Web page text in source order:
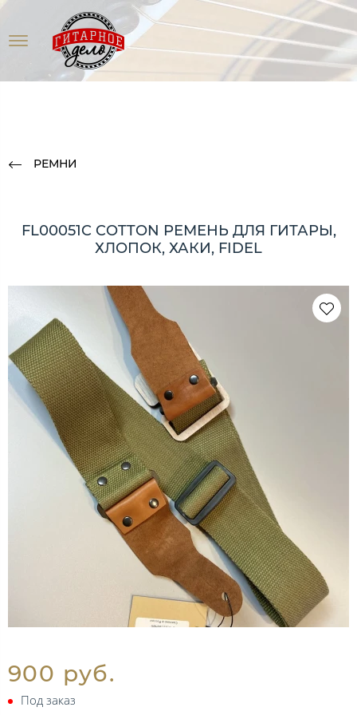
РЕМНИ
FL00051C COTTON РЕМЕНЬ ДЛЯ ГИТАРЫ,
ХЛОПОК, ХАКИ, FIDEL
900 руб.
Под заказ